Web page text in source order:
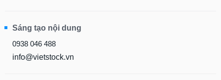
Sáng tạo nội dung
0938 046 488
info@vietstock.vn